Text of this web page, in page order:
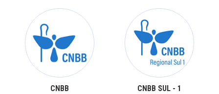
CNBB CNBB SUL - 1